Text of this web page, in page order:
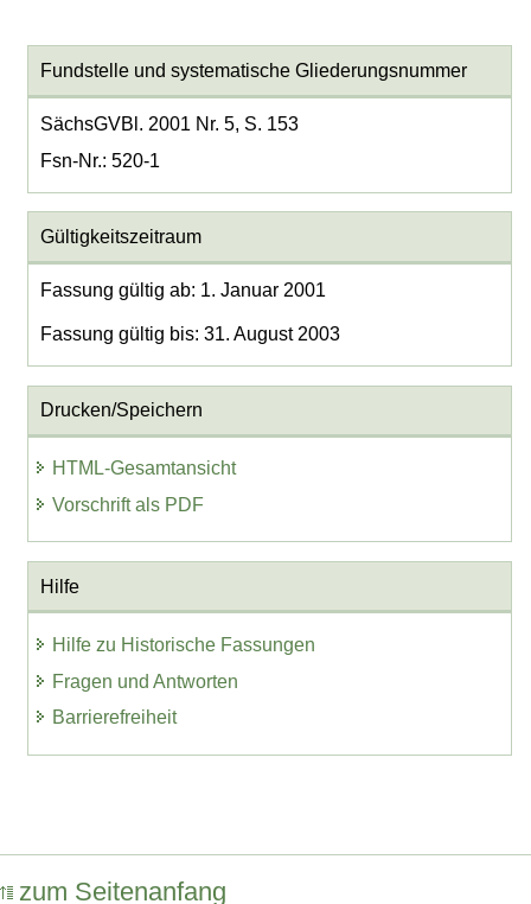
Fundstelle und systematische Gliederungsnummer
SächsGVBl. 2001 Nr. 5, S. 153
Fsn-Nr.: 520-1
Gültigkeitszeitraum
Fassung gültig ab: 1. Januar 2001
Fassung gültig bis: 31. August 2003
Drucken/Speichern
HTML-Gesamtansicht
Vorschrift als PDF
Hilfe
Hilfe zu Historische Fassungen
Fragen und Antworten
Barrierefreiheit
zum Seitenanfang